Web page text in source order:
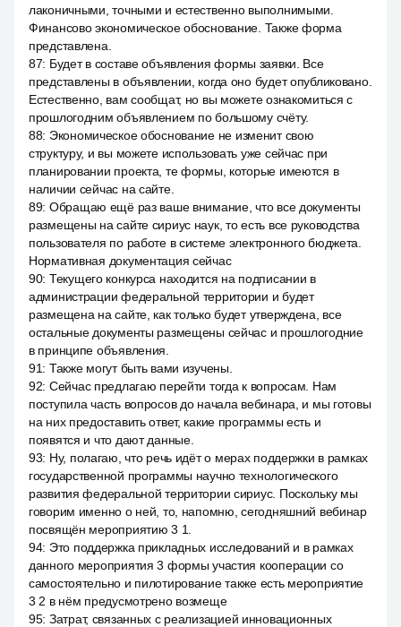
лаконичными, точными и естественно выполнимыми.
Финансово экономическое обоснование. Также форма
представлена.
87: Будет в составе объявления формы заявки. Все
представлены в объявлении, когда оно будет опубликовано.
Естественно, вам сообщат, но вы можете ознакомиться с
прошлогодним объявлением по большому счёту.
88: Экономическое обоснование не изменит свою
структуру, и вы можете использовать уже сейчас при
планировании проекта, те формы, которые имеются в
наличии сейчас на сайте.
89: Обращаю ещё раз ваше внимание, что все документы
размещены на сайте сириус наук, то есть все руководства
пользователя по работе в системе электронного бюджета.
Нормативная документация сейчас
90: Текущего конкурса находится на подписании в
администрации федеральной территории и будет
размещена на сайте, как только будет утверждена, все
остальные документы размещены сейчас и прошлогодние
в принципе объявления.
91: Также могут быть вами изучены.
92: Сейчас предлагаю перейти тогда к вопросам. Нам
поступила часть вопросов до начала вебинара, и мы готовы
на них предоставить ответ, какие программы есть и
появятся и что дают данные.
93: Ну, полагаю, что речь идёт о мерах поддержки в рамках
государственной программы научно технологического
развития федеральной территории сириус. Поскольку мы
говорим именно о ней, то, напомню, сегодняшний вебинар
посвящён мероприятию 3 1.
94: Это поддержка прикладных исследований и в рамках
данного мероприятия 3 формы участия кооперации со
самостоятельно и пилотирование также есть мероприятие
3 2 в нём предусмотрено возмеще
95: Затрат, связанных с реализацией инновационных